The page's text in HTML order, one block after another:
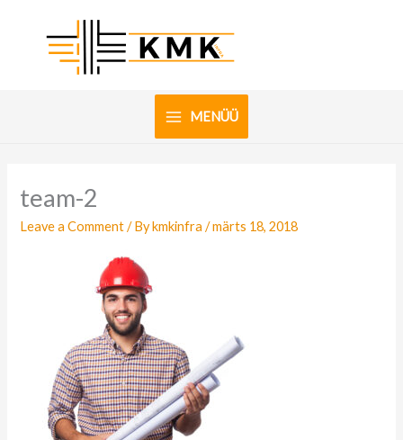
MENÜÜ
team-2
Leave a Comment / Bykmkinfra/märts 18, 2018